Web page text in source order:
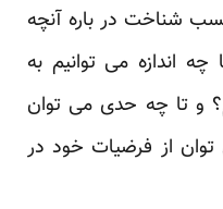
شناخت در باره آنچه
اندازه می توانیم به
و تا چه حدی می توان
از فرضیات خود در